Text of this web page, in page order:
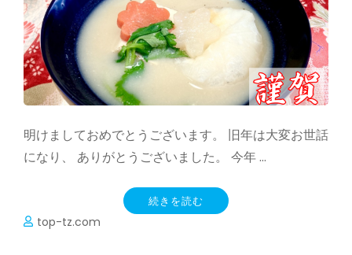
明けましておめでとうございます。 旧年は大変お世話
になり、 ありがとうございました。 今年 …
続きを読む
top-tz.com